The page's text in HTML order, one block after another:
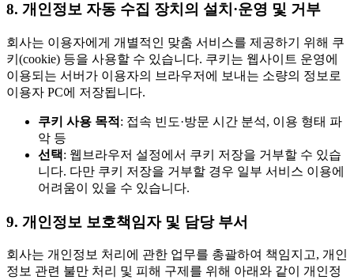
8. 개인정보 자동 수집 장치의 설치·운영 및 거부
회사는 이용자에게 개별적인 맞춤 서비스를 제공하기 위해 쿠
키(cookie) 등을 사용할 수 있습니다. 쿠키는 웹사이트 운영에
이용되는 서버가 이용자의 브라우저에 보내는 소량의 정보로
이용자 PC에 저장됩니다.
쿠키 사용 목적 : 접속 빈도·방문 시간 분석, 이용 형태 파
악 등
선택: 웹브라우저 설정에서 쿠키 저장을 거부할 수 있습
니다. 다만 쿠키 저장을 거부할 경우 일부 서비스 이용에
어려움이 있을 수 있습니다.
9. 개인정보 보호책임자 및 담당 부서
회사는 개인정보 처리에 관한 업무를 총괄하여 책임지고, 개인
정보 관련 불만 처리 및 피해 구제를 위해 아래와 같이 개인정